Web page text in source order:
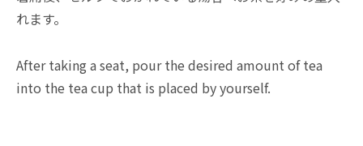
れます。
After taking a seat, pour the desired amount of tea
into the tea cup that is placed by yourself.